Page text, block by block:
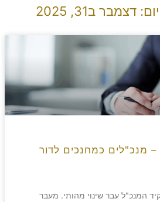
ב31, 2025
– מנכ"לים כמחנכים לדור
המנכ"ל עבר שינוי מהותי. מעבר